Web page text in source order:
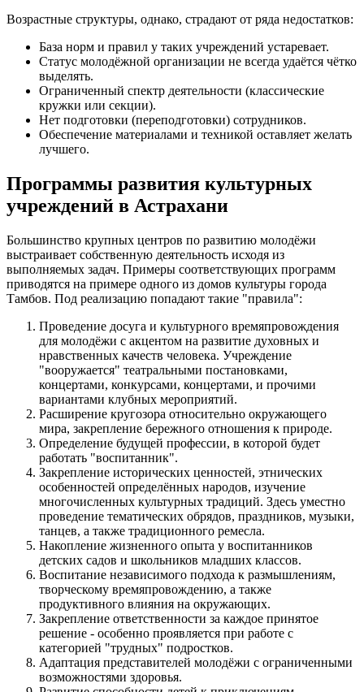
Возрастные структуры, однако, страдают от ряда недостатков:
База норм и правил у таких учреждений устаревает.
Статус молодёжной организации не всегда удаётся чётко
выделять.
Ограниченный спектр деятельности (классические
кружки или секции).
Нет подготовки (переподготовки) сотрудников.
Обеспечение материалами и техникой оставляет желать
лучшего.
Программы развития культурных
учреждений в Астрахани
Большинство крупных центров по развитию молодёжи
выстраивает собственную деятельность исходя из
выполняемых задач. Примеры соответствующих программ
приводятся на примере одного из домов культуры города
Тамбов. Под реализацию попадают такие "правила":
Проведение досуга и культурного времяпровождения
для молодёжи с акцентом на развитие духовных и
нравственных качеств человека. Учреждение
"вооружается" театральными постановками,
концертами, конкурсами, концертами, и прочими
вариантами клубных мероприятий.
Расширение кругозора относительно окружающего
мира, закрепление бережного отношения к природе.
Определение будущей профессии, в которой будет
работать "воспитанник".
Закрепление исторических ценностей, этнических
особенностей определённых народов, изучение
многочисленных культурных традиций. Здесь уместно
проведение тематических обрядов, праздников, музыки,
танцев, а также традиционного ремесла.
Накопление жизненного опыта у воспитанников
детских садов и школьников младших классов.
Воспитание независимого подхода к размышлениям,
творческому времяпровождению, а также
продуктивного влияния на окружающих.
Закрепление ответственности за каждое принятое
решение - особенно проявляется при работе с
категорией "трудных" подростков.
Адаптация представителей молодёжи с ограниченными
возможностями здоровья.